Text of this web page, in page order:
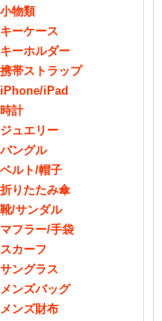
小物類
キーケース
キーホルダー
携帯ストラップ
iPhone/iPad
時計
ジュエリー
バングル
ベルト/帽子
折りたたみ傘
靴/サンダル
マフラー/手袋
スカーフ
サングラス
メンズバッグ
メンズ財布